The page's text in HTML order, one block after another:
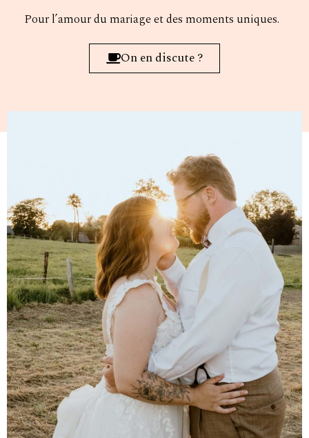
Pour l’amour du mariage et des moments uniques.
On en discute ?